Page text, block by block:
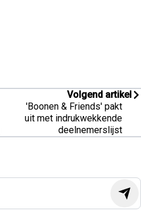
Volgend artikel
'Boonen & Friends' pakt
uit met indrukwekkende
deelnemerslijst